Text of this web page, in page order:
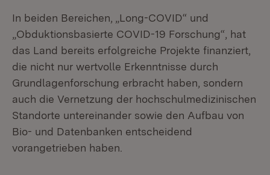
In beiden Bereichen, „Long-COVID“ und
„Obduktionsbasierte COVID-19 Forschung“, hat
das Land bereits erfolgreiche Projekte finanziert,
die nicht nur wertvolle Erkenntnisse durch
Grundlagenforschung erbracht haben, sondern
auch die Vernetzung der hochschulmedizinischen
Standorte untereinander sowie den Aufbau von
Bio- und Datenbanken entscheidend
vorangetrieben haben.